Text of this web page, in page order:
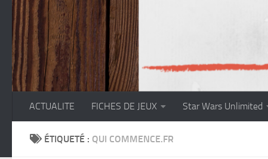
ACTUALITE FICHES DE JEUX Star Wars Unlimited
ÉTIQUETÉ : QUI COMMENCE.FR